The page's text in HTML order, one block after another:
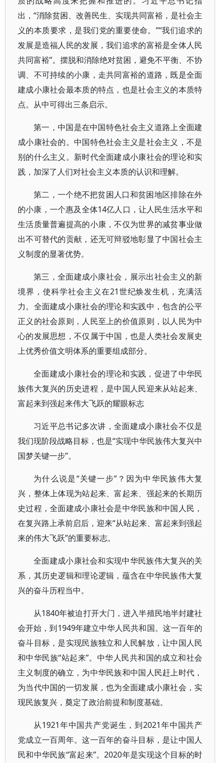
出，“消除贫困、改善民生、实现共同富裕，是社会主
义的本质要求，是我们党的重要使命。”“我们追求的
发展是造福人民的发展，我们追求的富裕是全体人民
共同富裕”。摆脱和消除绝对贫困，避免不平衡、不协
调、不可持续的小康，走共同富裕的道路，既是全面
建成小康社会最本质的特点，也是社会主义的本质特
点。从中可得出三条启示。
第一，中国是在中国特色社会主义道路上全面建
成小康社会的。中国特色社会主义是社会主义，不是
别的什么主义。新时代全面建成小康社会的理论和实
践，加深了人们对社会主义本质的认识和理解。
第二，一个绝不把贫困人口和贫困地区排除在外
的小康，一个惠及全体14亿人口，让人民生活水平和
生活质量普遍提高的小康，不仅为世界的减贫事业做
出不可替代的贡献，还无可辩驳地彰显了中国社会主
义制度的显著优势。
第三，全面建成小康社会，展示出社会主义的新
境界，使科学社会主义在21世纪焕发生机，充满活
力。全面建成小康社会的理论和实践中，包含的公平
正义的社会原则，人民至上的价值原则，以人民为中
心的发展思想，不仅属于中国，也是人类社会发展史
上优秀价值文明体系的重要组成部分。
全面建成小康社会的理论和实践，促进了中华民
族伟大复兴的历史进程，是中国人民迎来从站起来、
富起来到强起来伟大飞跃的耀眼标志
习近平总书记多次讲，全面建成小康社会不仅是
我们现阶段战略目标，也是“实现中华民族伟大复兴中
国梦关键一步”。
为什么说是“关键一步”？因为中华民族伟大复
兴，整体上体现为站起来、富起来、强起来的长期历
史过程，全面建成小康社会是中华民族和中国人民，
在复兴路上承前启后，迎来“从站起来、富起来到强起
来的伟大飞跃”的重要标志。
全面建成小康社会和实现中华民族伟大复兴的关
系，其历史逻辑和理论逻辑，蕴含在中华民族伟大复
兴的奋斗历程当中。
从1840年被迫打开大门，进入半殖民地半封建社
会开始，到1949年建立中华人民共和国。这一百年的
奋斗目标，是实现民族独立和人民解放，让中国人民
和中华民族“站起来”。中华人民共和国的成立和社会
主义制度的确立，为中华民族和中国人民赶上时代，
为当代中国的一切发展，也为全面建成小康社会，实
现民族复兴，奠定了政治前提和制度基础。
从1921年中国共产党诞生，到2021年中国共产
党成立一百周年。这一百年的奋斗目标，是让中国人
民和中华民族“富起来”。2020年是实现这个目标的时